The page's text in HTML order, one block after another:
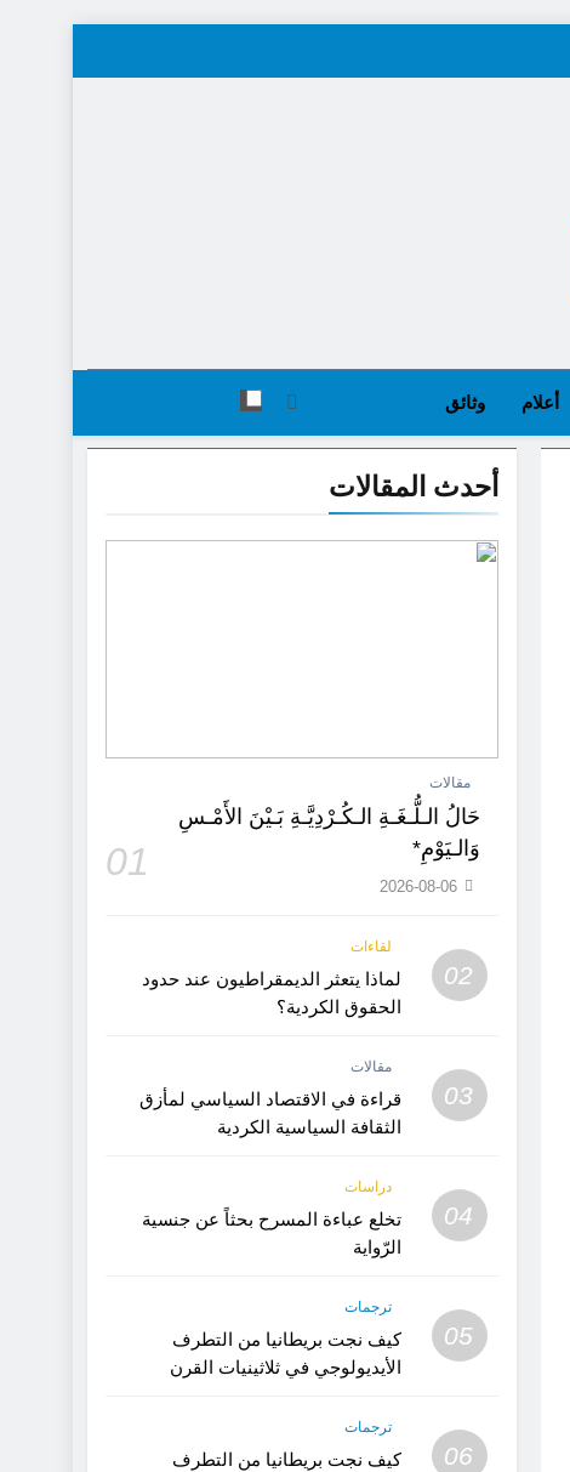
أعلام وثائق
أحدث المقالات
مقالات
حَالُ الـلُّـغَـةِ الـكُـرْدِيَّـةِ بَـيْنَ الأَمْـسِ
وَالـيَوْمِ*
01
2026-08-06
02
لقاءات
لماذا يتعثر الديمقراطيون عند حدود
الحقوق الكردية؟
03
مقالات
قراءة في الاقتصاد السياسي لمأزق
الثقافة السياسية الكردية
04
دراسات
تخلع عباءة المسرح بحثاً عن جنسية
الرّواية
05
ترجمات
كيف نجت بريطانيا من التطرف
الأيديولوجي في ثلاثينيات القرن
06
ترجمات
كيف نجت بريطانيا من التطرف